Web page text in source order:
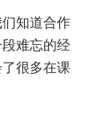
知道合作
难忘的经
很多在课